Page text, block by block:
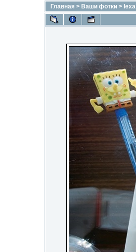
Главная > Ваши фотки > lexa